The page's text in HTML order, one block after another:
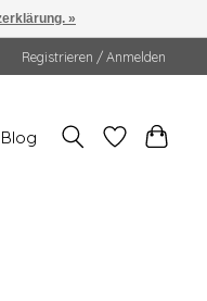
Registrieren / Anmelden
Blog
»